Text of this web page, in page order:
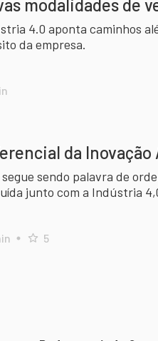
modalidades de
4.0 aponta caminhos
da empresa.
da
sendo palavra de
junto com a Indústria
5